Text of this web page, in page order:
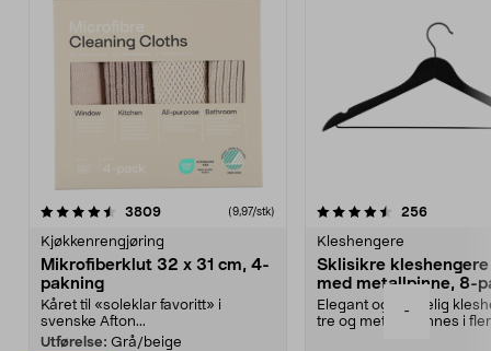
-
3809anmeldelser(9,97/stk)
Kjøkkenrengjøring
Mikrofiberklut 32 x 31 cm, 4-
pakning
Kåret til «soleklar favoritt» i
svenske Afton...
Utførelse: Grå/beige
4.5av 5 stjerner 256
Kleshengere
Sklisikre
med metallpinne, 8-
Elegant og skikkelig
tre og metall – finnes i
4.5av 5 stjerner